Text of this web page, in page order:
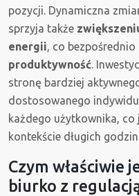
pozycji. Dynamiczna
sprzyja także
energii, co bezpośrednio
produktywność.
stronę bardziej
dostosowanego
każdego użytkownika, co
kontekście długich
Czym właściwie
biurko z